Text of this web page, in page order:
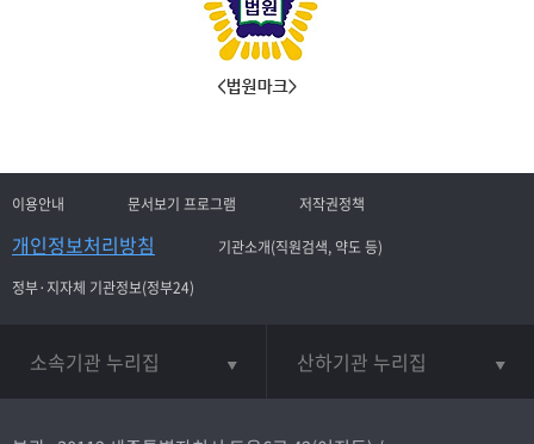
이용안내 문서보기 프로그램 저작권정책
개인정보처리방침
기관소개(직원검색, 약도 등)
정부·지자체 기관정보(정부24)
소속기관 누리집 산하기관 누리집